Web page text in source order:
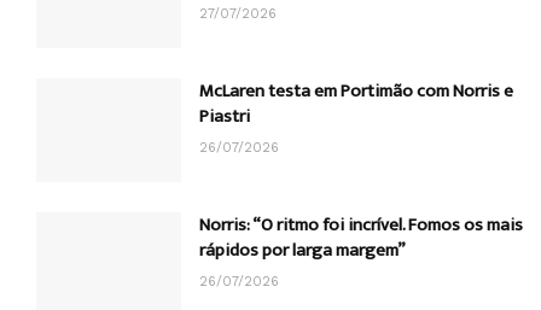
27/07/2026
McLaren testa em Portimão com Norris e
Piastri
26/07/2026
Norris: “O ritmo foi incrível. Fomos os mais
rápidos por larga margem”
26/07/2026